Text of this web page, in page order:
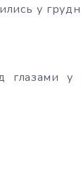
у
глазами у